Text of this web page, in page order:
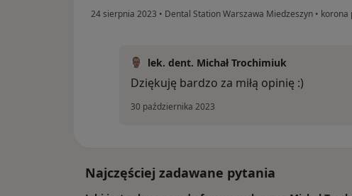
24 sierpnia 2023 • Dental Station Warszawa Miedzeszyn • korona
lek. dent. Michał Trochimiuk
Dziękuję bardzo za miłą opinię :)
30 października 2023
Najczęściej zadawane pytania